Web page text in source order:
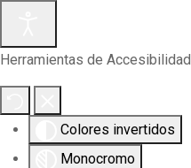
Herramientas de Accesibilidad
Colores invertidos
Monocromo